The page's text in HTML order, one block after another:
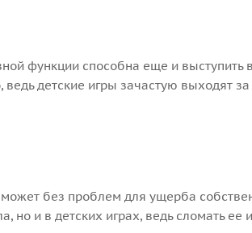
функции способна еще и выступить
детские игры зачастую выходят
без проблем для ущерба
но и в детских играх, ведь сломать